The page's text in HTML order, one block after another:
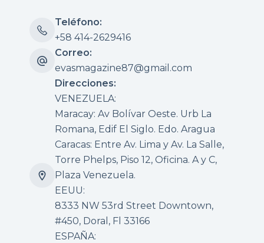
Teléfono:
+58 414-2629416
Correo:
evasmagazine87@gmail.com
Direcciones:
VENEZUELA:
Maracay: Av Bolívar Oeste. Urb La
Romana, Edif El Siglo. Edo. Aragua
Caracas: Entre Av. Lima y Av. La Salle,
Torre Phelps, Piso 12, Oficina. A y C,
Plaza Venezuela.
EEUU:
8333 NW 53rd Street Downtown,
#450, Doral, Fl 33166
ESPAÑA: